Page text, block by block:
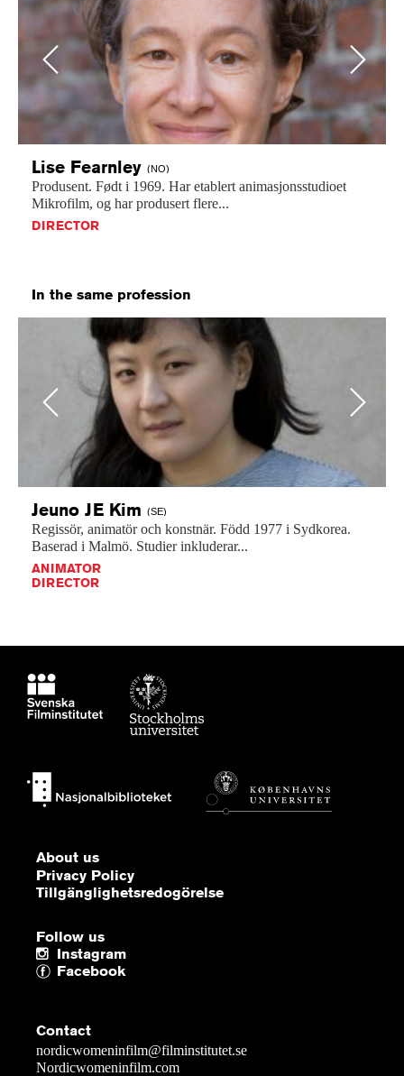
Previous
Lise Fearnley (NO)
Produsent. Født i 1969. Har etablert animasjonsstudioet
Mikrofilm, og har produsert flere...
DIRECTOR
Next
In the same profession
Previous
Jeuno JE Kim (SE)
Regissör, animatör och konstnär. Född 1977 i Sydkorea.
Baserad i Malmö. Studier inkluderar...
ANIMATOR
DIRECTOR
Next
About us
Privacy Policy
Tillgänglighetsredogörelse
Follow us
Instagram
Facebook
Contact
nordicwomeninfilm@filminstitutet.se
Nordicwomeninfilm.com